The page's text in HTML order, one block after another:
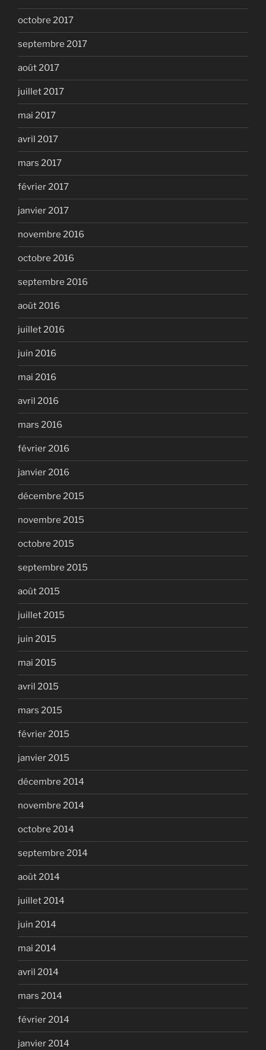
octobre 2017
septembre 2017
août 2017
juillet 2017
mai 2017
avril 2017
mars 2017
février 2017
janvier 2017
novembre 2016
octobre 2016
septembre 2016
août 2016
juillet 2016
juin 2016
mai 2016
avril 2016
mars 2016
février 2016
janvier 2016
décembre 2015
novembre 2015
octobre 2015
septembre 2015
août 2015
juillet 2015
juin 2015
mai 2015
avril 2015
mars 2015
février 2015
janvier 2015
décembre 2014
novembre 2014
octobre 2014
septembre 2014
août 2014
juillet 2014
juin 2014
mai 2014
avril 2014
mars 2014
février 2014
janvier 2014